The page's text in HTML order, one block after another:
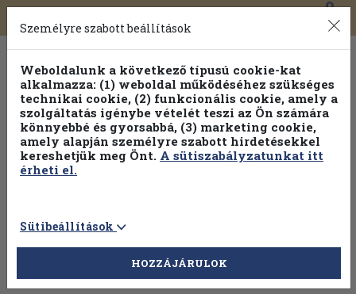
Toggle
navigation
0
Válogasson több mint 30 000 kötet közül
Hobbi témakörökben20% kedvezménnyel!
Személyre szabott beállítások
Weboldalunk a következő típusú cookie-kat
alkalmazza: (1) weboldal működéséhez szükséges
technikai cookie, (2) funkcionális cookie, amely a
szolgáltatás igénybe vételét teszi az Ön számára
könnyebbé és gyorsabbá, (3) marketing cookie,
amely alapján személyre szabott hirdetésekkel
kereshetjük meg Önt. A sütiszabályzatunkat itt
érheti el.
Sütibeállítások
HOZZÁJÁRULOK